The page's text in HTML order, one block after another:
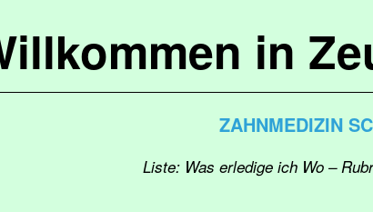
in
ZAHNMEDIZIN
Liste: Was erledige ich Wo –